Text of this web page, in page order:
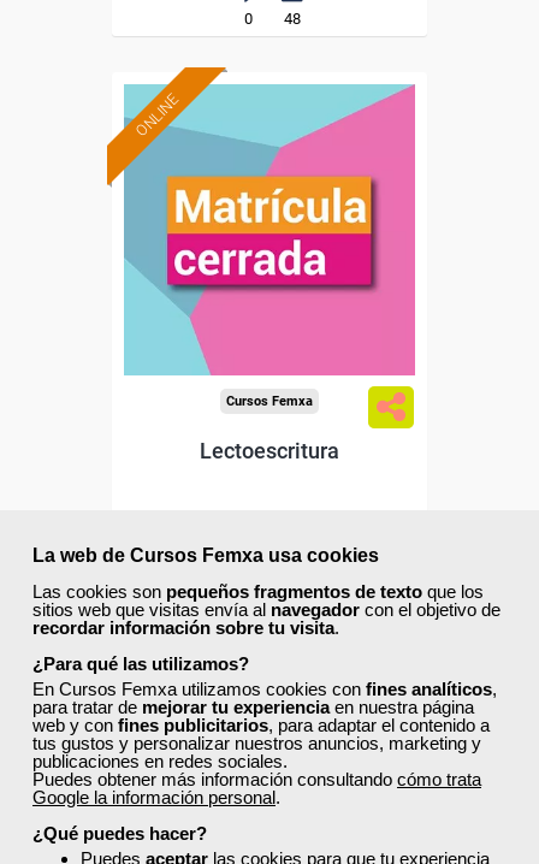
La web de Cursos Femxa usa cookies
Las cookies son pequeños fragmentos de texto que los
sitios web que visitas envía al navegador con el objetivo de
recordar información sobre tu visita.
¿Para qué las utilizamos?
En Cursos Femxa utilizamos cookies con fines analíticos,
para tratar de mejorar tu experienciaen nuestra página
web y con fines publicitarios, para adaptar el contenido a
tus gustos y personalizar nuestros anuncios, marketing y
publicaciones en redes sociales.
Puedes obtener más información consultando cómo trata
Google la información personal.
¿Qué puedes hacer?
Puedes aceptar las cookies para que tu experiencia
0 48
ONLINE
Cursos Femxa
Lectoescritura
Curso Gratuito
Online (toda España)
Matrícula cerrada
10 646
ONLINE